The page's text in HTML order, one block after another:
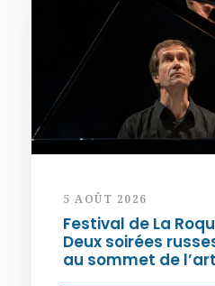
5 AOÛT 2026
Festival de La
Deux soirées
au sommet de